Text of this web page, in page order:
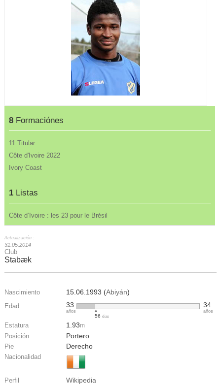
8 Formaciónes
11 Titular
Côte d'Ivoire 2022
Ivory Coast
1 Listas
Côte d’Ivoire : les 23 pour le Brésil
Actualización :
31.05.2014
Club
Stabæk
Nascimiento 15.06.1993 (Abiyán)
Edad 33
años
56 días
34
años
Estatura 1.93m
Posición Portero
Pie Derecho
Nacionalidad
Perfil Wikipedia